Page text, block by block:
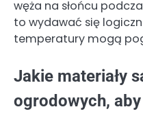
węża na słońcu
to wydawać się
temperatury mogą
Jakie materiały
ogrodowych,